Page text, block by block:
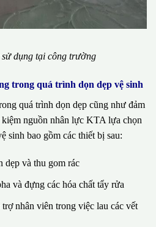
dụng tại công trường
trong quá trình dọn dẹp vệ sinh
quá trình dọn dẹp cũng như đảm
nguồn nhân lực KTA lựa chọn
sinh bao gồm các thiết bị sau:
dẹp và thu gom rác
và đựng các hóa chất tẩy rửa
nhân viên trong việc lau các vết